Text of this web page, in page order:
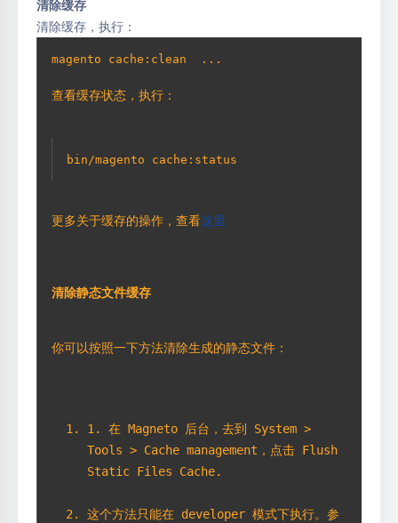
清除缓存
清除缓存，执行：
magento cache:clean ...
查看缓存状态，执行：
bin/magento cache:status
更多关于缓存的操作，查看这里
清除静态文件缓存
你可以按照一下方法清除生成的静态文件：
1. 在 Magneto 后台，去到 System >
Tools > Cache management，点击 Flush
Static Files Cache.
这个方法只能在 developer 模式下执行。参